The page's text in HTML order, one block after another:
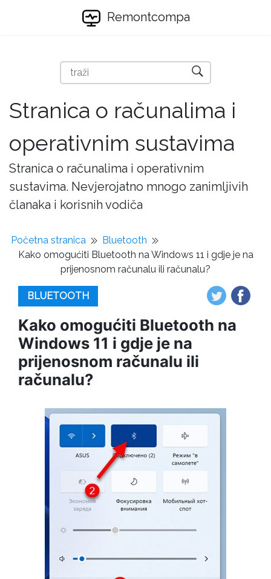
Remontcompa
Stranica o računalima i
operativnim sustavima
Stranica o računalima i operativnim
sustavima. Nevjerojatno mnogo zanimljivih
članaka i korisnih vodiča
Početna stranica
Bluetooth
Kako omogućiti Bluetooth na Windows 11 i gdje je na
prijenosnom računalu ili računalu?
BLUETOOTH
Kako omogućiti Bluetooth na
Windows 11 i gdje je na
prijenosnom računalu ili
računalu?